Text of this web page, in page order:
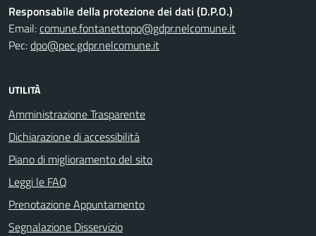
Responsabile della protezione dei dati (D.P.O.)
Email:comune.fontanettopo@gdpr.nelcomune.it
Pec:dpo@pec.gdpr.nelcomune.it
UTILITÀ
Amministrazione Trasparente
Dichiarazione di accessibilità
Piano di miglioramento del sito
Leggi le FAQ
Prenotazione Appuntamento
Segnalazione Disservizio